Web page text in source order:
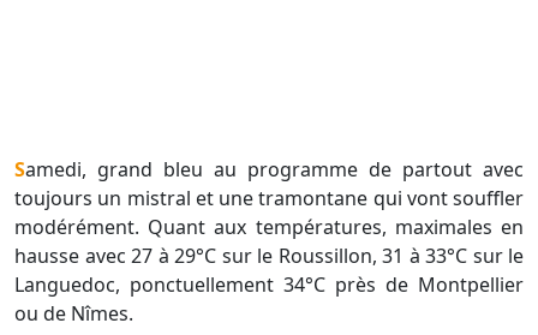
Samedi, grand bleu au programme de partout avec
toujours un mistral et une tramontane qui vont souffler
modérément. Quant aux températures, maximales en
hausse avec 27 à 29°C sur le Roussillon, 31 à 33°C sur le
Languedoc, ponctuellement 34°C près de Montpellier
ou de Nîmes.